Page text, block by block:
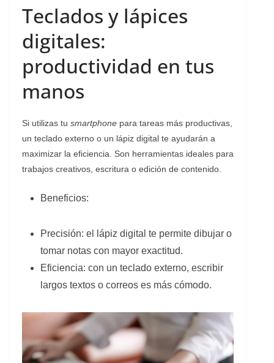
Teclados y lápices
digitales:
productividad en tus
manos
Si utilizas tu smartphone para tareas más productivas,
un teclado externo o un lápiz digital te ayudarán a
maximizar la eficiencia. Son herramientas ideales para
trabajos creativos, escritura o edición de contenido.
Beneficios:
Precisión: el lápiz digital te permite dibujar o
tomar notas con mayor exactitud.
Eficiencia: con un teclado externo, escribir
largos textos o correos es más cómodo.